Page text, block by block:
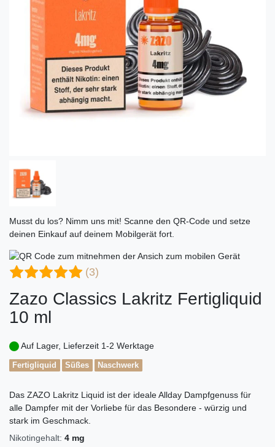
Musst du los? Nimm uns mit! Scanne den QR-Code und setze
deinen Einkauf auf deinem Mobilgerät fort.
(3)
Zazo Classics Lakritz Fertigliquid
10 ml
Auf Lager, Lieferzeit 1-2 Werktage
Fertigliquid Süßes Naschwerk
Das ZAZO Lakritz Liquid ist der ideale Allday Dampfgenuss für
alle Dampfer mit der Vorliebe für das Besondere - würzig und
stark im Geschmack.
Nikotingehalt: 4 mg